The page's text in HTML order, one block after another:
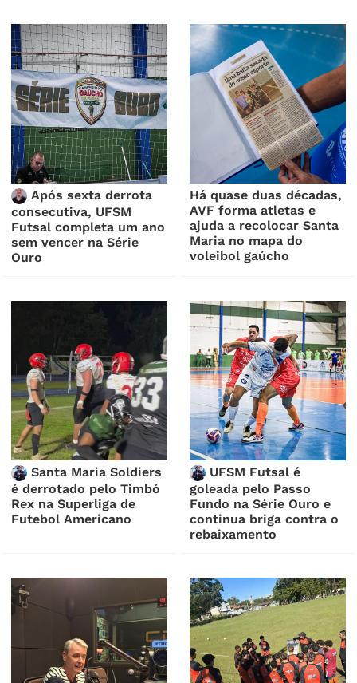
Após sexta derrota
consecutiva, UFSM
Futsal completa um ano
sem vencer na Série
Ouro
Há quase duas décadas,
AVF forma atletas e
ajuda a recolocar Santa
Maria no mapa do
voleibol gaúcho
Santa Maria Soldiers
é derrotado pelo Timbó
Rex na Superliga de
Futebol Americano
UFSM Futsal é
goleada pelo Passo
Fundo na Série Ouro e
continua briga contra o
rebaixamento